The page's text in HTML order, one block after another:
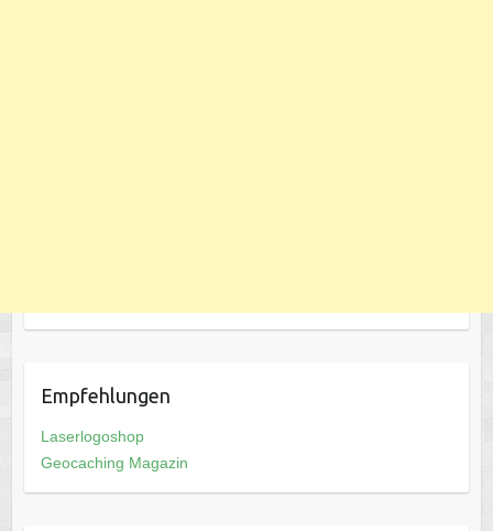
Empfehlungen
Laserlogoshop
Geocaching Magazin